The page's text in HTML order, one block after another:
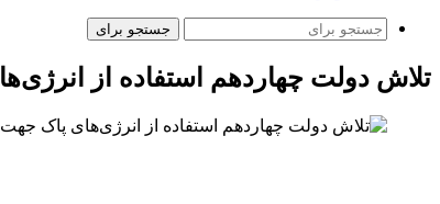
جستجو برای
تلاش دولت چهاردهم استفاده از